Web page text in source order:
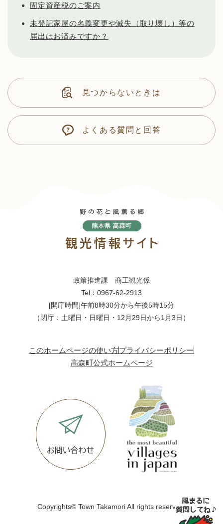
固定資産税のご案内
未登記家屋の名義変更や滅失（取り壊し）等の
届出はお済みですか？
見つからないときは
よくある質問と回答
政策推進課 商工観光係
Tel：0967-62-2913
[開庁時間]午前8時30分から午後5時15分
（閉庁：土曜日・日曜日・12月29日から1月3日）
このホームページの使い方プライバシーポリシー
高森町公式ホームページ
Copyrights© Town Takamori All rights reserved.